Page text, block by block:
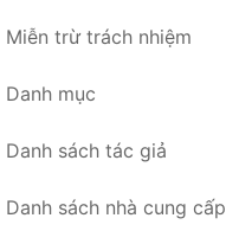
Miễn trừ trách nhiệm
Danh mục
Danh sách tác giả
Danh sách nhà cung cấp